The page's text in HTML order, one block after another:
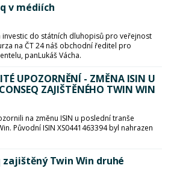
v médiích
investic do státních dluhopisů pro veřejnost
na ČT 24 náš obchodní ředitel pro
panLukáš Vácha.
UPOZORNĚNÍ - ZMĚNA ISIN U
ZAJIŠTĚNÉHO TWIN WIN
na změnu ISIN u poslední tranše
Původní ISIN XS0441463394 byl nahrazen
zajištěný Twin Win druhé